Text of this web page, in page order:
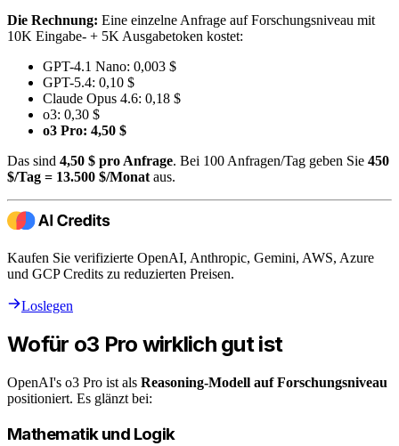
Die Rechnung: Eine einzelne Anfrage auf Forschungsniveau mit
10K Eingabe- + 5K Ausgabetoken kostet:
GPT-4.1 Nano: 0,003 $
GPT-5.4: 0,10 $
Claude Opus 4.6: 0,18 $
o3: 0,30 $
o3 Pro: 4,50 $
Das sind 4,50 $ pro Anfrage. Bei 100 Anfragen/Tag geben Sie 450
$/Tag = 13.500 $/Monat aus.
Kaufen Sie verifizierte OpenAI, Anthropic, Gemini, AWS, Azure
und GCP Credits zu reduzierten Preisen.
Loslegen
Wofür o3 Pro wirklich gut ist
OpenAI's o3 Pro ist als Reasoning-Modell auf Forschungsniveau
positioniert. Es glänzt bei:
Mathematik und Logik